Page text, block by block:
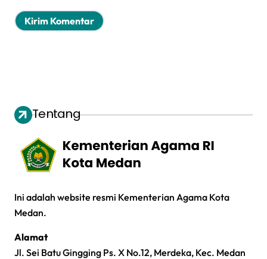
Tentang
Ini adalah website resmi Kementerian Agama Kota
Medan.
Alamat
Jl. Sei Batu Gingging Ps. X No.12, Merdeka, Kec. Medan